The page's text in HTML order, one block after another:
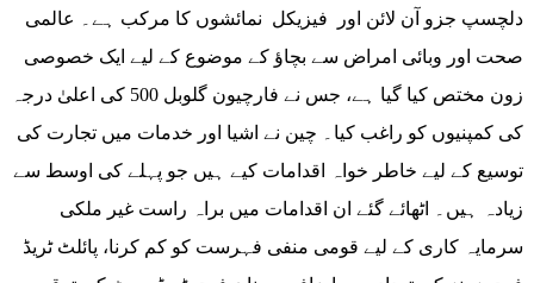
دلچسپ جزو آن لائن اور فیزیکل نمائشوں کا مرکب ہے۔ عالمی
صحت اور وبائی امراض سے بچاؤ کے موضوع کے لیے ایک خصوصی
زون مختص کیا گیا ہے، جس نے فارچیون گلوبل 500 کی اعلیٰ درجہ
کی کمپنیوں کو راغب کیا۔ چین نے اشیا اور خدمات میں تجارت کی
توسیع کے لیے خاطر خواہ اقدامات کیے ہیں جو پہلے کی اوسط سے
زیادہ ہیں۔ اٹھائے گئے ان اقدامات میں براہ راست غیر ملکی
سرمایہ کاری کے لیے قومی منفی فہرست کو کم کرنا، پائلٹ ٹریڈ